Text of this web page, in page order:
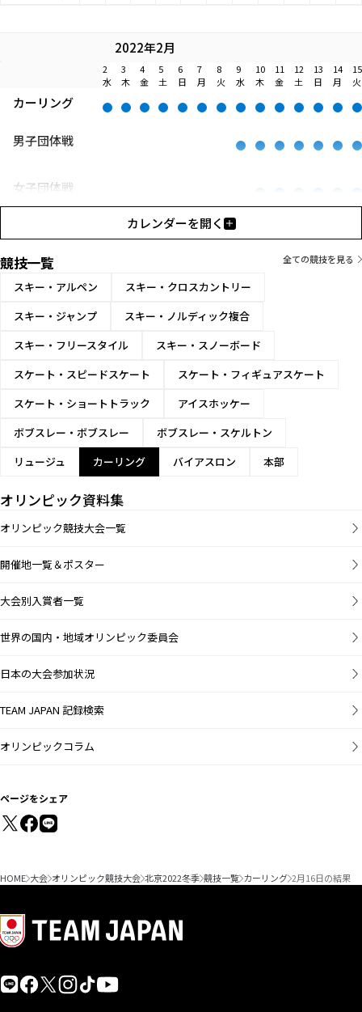
2022年2月
2 3 4 5 6 7 8 9 10 11 12 13 14
15
水
木 金 土 日 月 火 水 木 金 土 日 月 火
カーリング
男子団体戦
女子団体戦
カレンダーを開く
競技一覧 全ての競技を見る
スキー・アルペン
スキー・クロスカントリー
スキー・ジャンプ
スキー・ノルディック複合
スキー・フリースタイル
スキー・スノーボード
スケート・スピードスケート
スケート・フィギュアスケート
スケート・ショートトラック
アイスホッケー
ボブスレー・ボブスレー
ボブスレー・スケルトン
リュージュ
カーリング バイアスロン 本部
オリンピック資料集
オリンピック競技大会一覧
開催地一覧＆ポスター
大会別入賞者一覧
世界の国内・地域オリンピック委員会
日本の大会参加状況
TEAM JAPAN 記録検索
オリンピックコラム
ページをシェア
HOME 大会 オリンピック競技大会 北京2022冬季 競技一覧 カーリング 2月16日の結果